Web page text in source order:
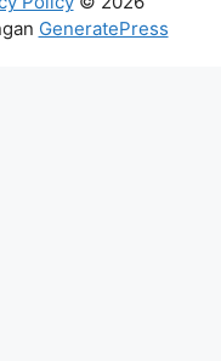
GeneratePress